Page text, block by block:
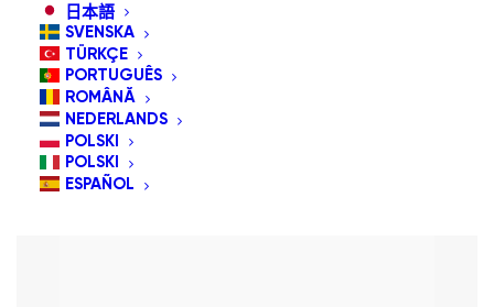
日本語
SVENSKA
TÜRKÇE
PORTUGUÊS
ROMÂNĂ
NEDERLANDS
POLSKI
POLSKI
ESPAÑOL